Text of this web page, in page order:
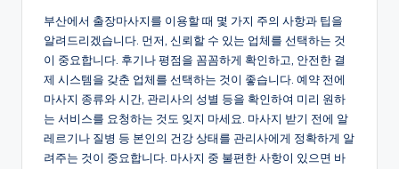
부산에서 출장마사지를 이용할 때 몇 가지 주의 사항과 팁을
알려드리겠습니다. 먼저, 신뢰할 수 있는 업체를 선택하는 것
이 중요합니다. 후기나 평점을 꼼꼼하게 확인하고, 안전한 결
제 시스템을 갖춘 업체를 선택하는 것이 좋습니다. 예약 전에
마사지 종류와 시간, 관리사의 성별 등을 확인하여 미리 원하
는 서비스를 요청하는 것도 잊지 마세요. 마사지 받기 전에 알
레르기나 질병 등 본인의 건강 상태를 관리사에게 정확하게 알
려주는 것이 중요합니다. 마사지 중 불편한 사항이 있으면 바